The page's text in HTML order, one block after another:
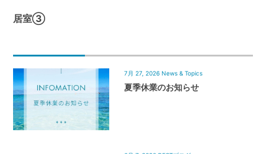
BEST
居室③
7月 27, 2026 News & Topics
夏季休業のお知らせ